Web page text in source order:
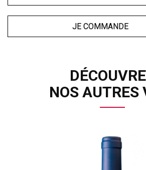
JE COMMANDE
NOS AUTRES